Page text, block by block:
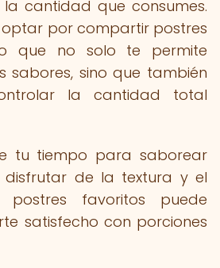
cantidad que consumes.
optar por compartir postres
que no solo te permite
sabores, sino que también
la cantidad total
tu tiempo para saborear
de la textura y el
favoritos puede
satisfecho con porciones